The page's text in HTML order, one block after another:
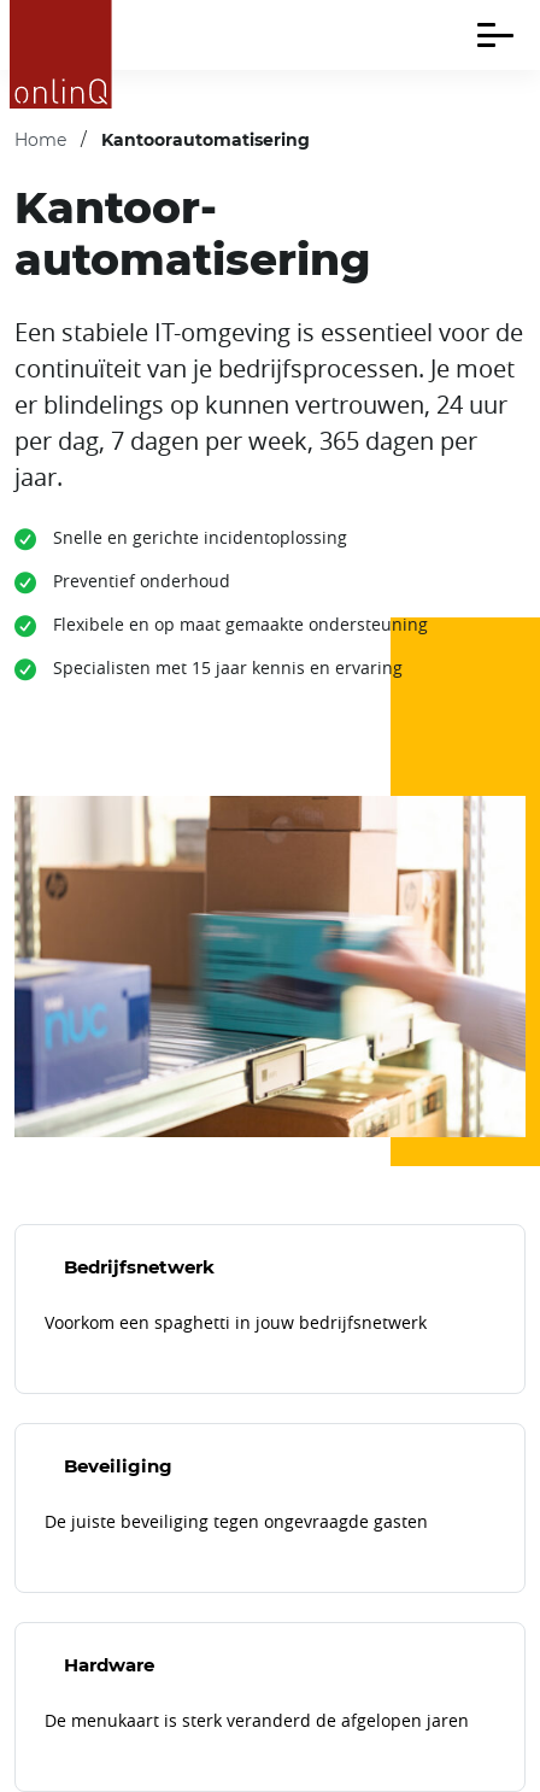
Home / Kantoor­automatisering
Kantoor­
automatisering
Een stabiele IT-omgeving is essentieel voor de
continuïteit van je bedrijfsprocessen. Je moet
er blindelings op kunnen vertrouwen, 24 uur
per dag, 7 dagen per week, 365 dagen per
jaar.
Snelle en gerichte incidentoplossing
Preventief onderhoud
Flexibele en op maat gemaakte ondersteuning
Specialisten met 15 jaar kennis en ervaring
Bedrijfsnetwerk
Voorkom een spaghetti in jouw bedrijfsnetwerk
Beveiliging
De juiste beveiliging tegen ongevraagde gasten
Hardware
De menukaart is sterk veranderd de afgelopen jaren